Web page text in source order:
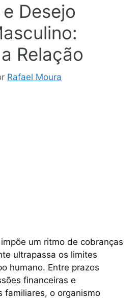
Desejo
Relação
Rafael Moura
um ritmo de cobranças
ultrapassa os limites
humano. Entre prazos
financeiras e
familiares, o organismo